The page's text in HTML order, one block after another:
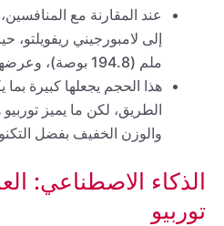
عند المقارنة مع
ملم (194.8 بوصة)، وعرضها 2,266 ملم (89.2 بوصة).
هذا الحجم يجعلها كبيرة
الطريق، لكن ما يميز توربيو
والوزن الخفيف بفضل
الذكاء الاصطناعي:
توربيو